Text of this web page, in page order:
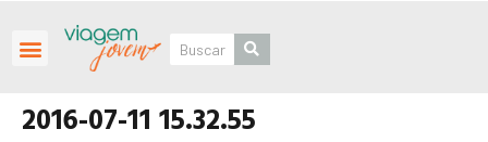
2016-07-11 15.32.55